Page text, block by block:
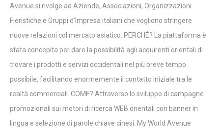
Avenue si rivolge ad Aziende, Associazioni, Organizzazioni
Fieristiche e Gruppi d'Impresa italiani che vogliono stringere
nuove relazioni col mercato asiatico. PERCHÉ? La piattaforma è
stata concepita per dare la possibilità agli acquirenti orientali di
trovare i prodotti e servizi occidentali nel più breve tempo
possibile, facilitando enormemente il contatto iniziale tra le
realtà commerciali. COME? Attraverso lo sviluppo di campagne
promozionali sui motori di ricerca WEB orientali con banner in
lingua e selezione di parole chiave cinesi. My World Avenue